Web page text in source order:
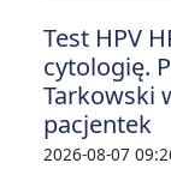
Test HPV
cytologię.
Tarkowski
pacjentek
2026-08-07